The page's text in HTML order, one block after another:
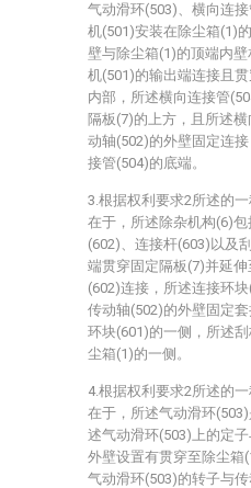
气动滑环(503)、横向连
机(501)安装在除尘箱(1)
壁与除尘箱(1)的顶端内
机(501)的输出端连接且
内部，所述横向连接管
隔板(7)的上方，且所述
动轴(502)的外壁固定连
接管(504)的底端。
3.根据权利要求2所述的
在于，所述除杂机构(6)
(602)、连接杆(603)以及
端贯穿固定隔板(7)并延
(602)连接，所述连接环
传动轴(502)的外壁固定
环块(601)的一侧，所述
尘箱(1)的一侧。
4.根据权利要求2所述的
在于，所述气动滑环
述气动滑环(503)上的定
外壁设置有贯穿至除尘箱
气动滑环(503)的转子与